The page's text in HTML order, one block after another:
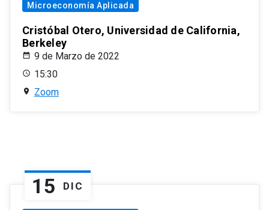
Microeconomía Aplicada
Cristóbal Otero, Universidad de California,
Berkeley
9 de Marzo de 2022
15:30
Zoom
15 DIC